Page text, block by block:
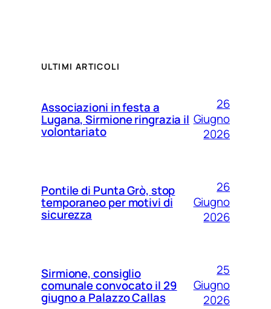
ULTIMI ARTICOLI
Associazioni in festa a
Lugana, Sirmione ringrazia il
volontariato
26
Giugno
2026
Pontile di Punta Grò, stop
temporaneo per motivi di
sicurezza
26
Giugno
2026
Sirmione, consiglio
comunale convocato il 29
giugno a Palazzo Callas
25
Giugno
2026